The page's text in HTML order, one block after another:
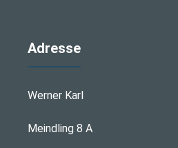
Adresse
Werner Karl
Meindling 8 A